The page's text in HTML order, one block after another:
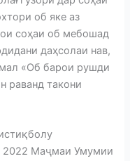
об яке аз
соҳаи об мебошад
даҳсолаи нав,
«Об барои рушди
раванд такони
2022 Маҷмаи Умумии